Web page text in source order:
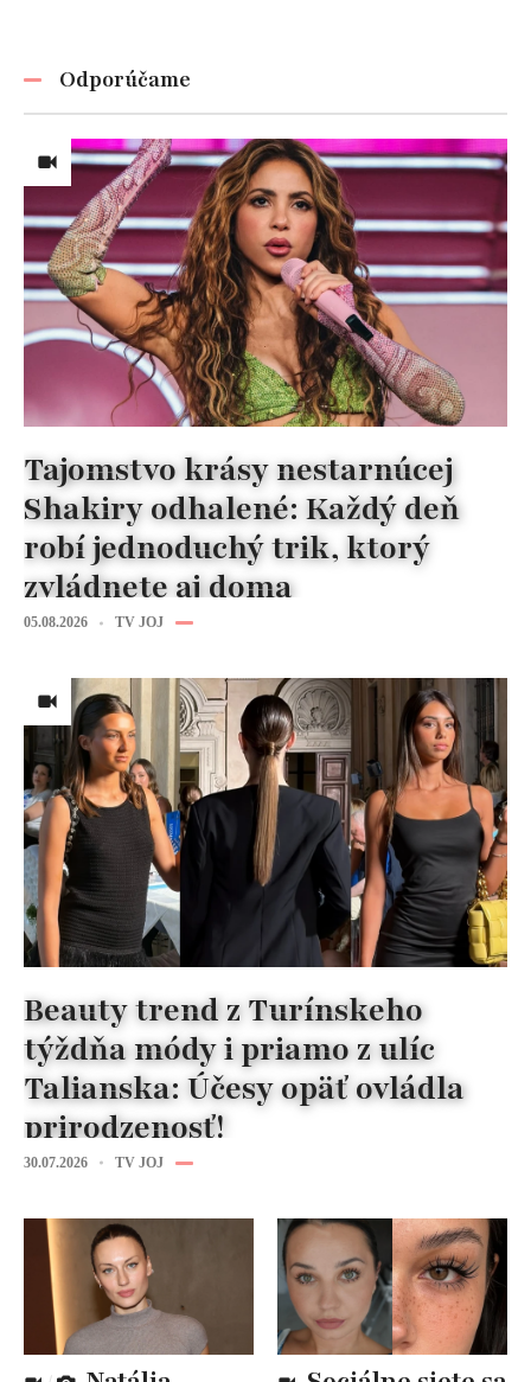
Odporúčame
Tajomstvo krásy nestarnúcej
Shakiry odhalené: Každý deň
robí jednoduchý trik, ktorý
zvládnete aj doma
05.08.2026 TV JOJ
Beauty trend z Turínskeho
týždňa módy i priamo z ulíc
Talianska: Účesy opäť ovládla
prirodzenosť!
30.07.2026 TV JOJ